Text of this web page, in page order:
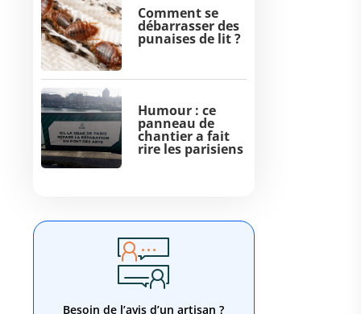
Comment se
débarrasser des
punaises de lit ?
Humour : ce
panneau de
chantier a fait
rire les parisiens
Besoin de l’avis d’un artisan ?